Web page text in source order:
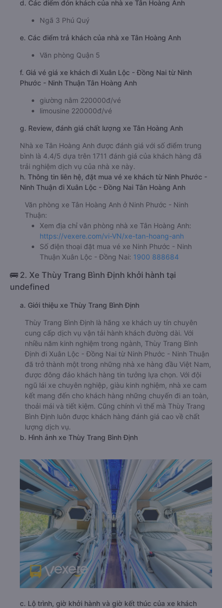
d. Các điểm đón khách của nhà xe Tân Hoàng Anh
Ngã 3 Phú Quý
e. Các điểm trả khách của nhà xe Tân Hoàng Anh
Văn phòng Quận 5
f. Giá vé giá xe khách đi Xuân Lộc - Đồng Nai từ Ninh
Phước - Ninh Thuận Tân Hoàng Anh
giường nằm 220000đ/vé
limousine 220000đ/vé
g. Review, đánh giá chất lượng xe Tân Hoàng Anh
Nhà xe Tân Hoàng Anh được đánh giá với số điểm trung
bình là 4.4/5 dựa trên 1711 đánh giá của khách hàng đã
trải nghiệm dịch vụ của nhà xe này.
h. Thông tin liên hệ, đặt mua vé xe khách từ Ninh Phước -
Ninh Thuận đi Xuân Lộc - Đồng Nai Tân Hoàng Anh
Văn phòng xe Tân Hoàng Anh ở Ninh Phước - Ninh
Thuận:
Xem địa chỉ văn phòng nhà xe Tân Hoàng Anh:
https://vexere.com/vi-VN/xe-tan-hoang-anh
Số điện thoại đặt mua vé xe Ninh Phước - Ninh
Thuận Xuân Lộc - Đồng Nai: 1900 888684
🚌 2. Xe Thùy Trang Bình Định khởi hành tại
undefined
a. Giới thiệu xe Thùy Trang Bình Định
Thùy Trang Bình Định là hãng xe khách uy tín chuyên
cung cấp dịch vụ vận tải hành khách đường dài. Với
nhiều năm kinh nghiệm trong ngành, Thùy Trang Bình
Định đi Xuân Lộc - Đồng Nai từ Ninh Phước - Ninh Thuận
đã trở thành một trong những nhà xe hàng đầu Việt Nam,
được đông đảo khách hàng tin tưởng lựa chọn. Với đội
ngũ lái xe chuyên nghiệp, giàu kinh nghiệm, nhà xe cam
kết mang đến cho khách hàng những chuyến đi an toàn,
thoải mái và tiết kiệm. Cũng chính vì thế mà Thùy Trang
Bình Định luôn được khách hàng đánh giá cao về chất
lượng dịch vụ.
b. Hình ảnh xe Thùy Trang Bình Định
c. Lộ trình, giờ khởi hành và giờ kết thúc của xe khách